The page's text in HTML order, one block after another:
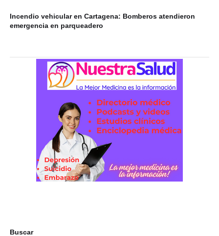
Incendio vehicular en Cartagena: Bomberos atendieron
emergencia en parqueadero
Buscar